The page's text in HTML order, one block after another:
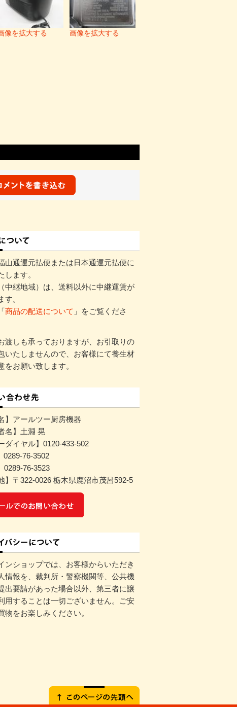
像を拡大する 画像を拡大する
山通運元払便または日本通運元払便に
します。
中継地域）は、送料以外に中継運賃が
す。
商品の配送について 」をご覧くださ
渡しも承っておりますが、お引取りの
いたしませんので、お客様にて養生材
をお願い致します。
】アールツー厨房機器
名】土淵 晃
ダイヤル】0120-433-502
0289-76-3502
0289-76-3523
】〒322-0026 栃木県鹿沼市茂呂592-5
ンショップでは、お客様からいただき
情報を、裁判所・警察機関等、公共機
出要請があった場合以外、第三者に譲
用することは一切ございません。ご安
物をお楽しみください。